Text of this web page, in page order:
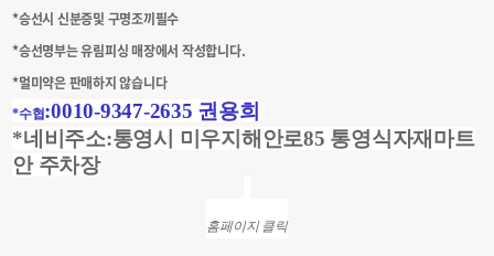
*승선시 신분증및 구명조끼필수
*승선명부는 유림피싱 매장에서 작성합니다.
*멀미약은 판매하지 않습니다
*수협:0010-9347-2635 권용희
*네비주소:통영시 미우지해안로85 통영식자재마트
안 주차장
홈페이지 클릭